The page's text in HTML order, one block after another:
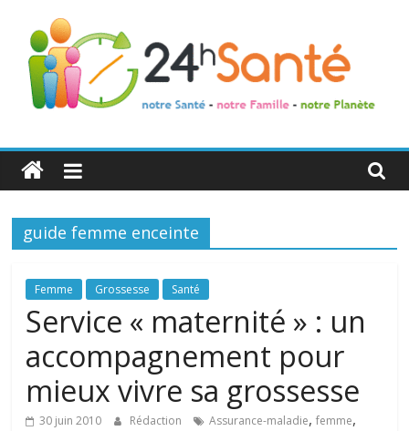
24h
Santé
La
de
toute
famille
guide femme enceinte
Femme Grossesse Santé
Service « maternité » : un
accompagnement pour
mieux vivre sa grossesse
30 juin 2010 Rédaction Assurance-maladie,femme,